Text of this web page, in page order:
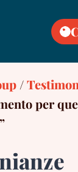
/
per